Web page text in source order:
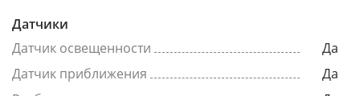
Датчики
Датчик освещенности
Да
Датчик приближения
Да